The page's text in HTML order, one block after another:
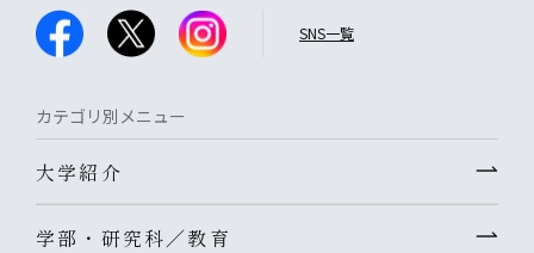
SNS一覧
カテゴリ別メニュー
大学紹介
学部・研究科／教育